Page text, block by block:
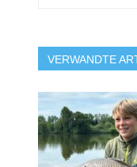
VERWANDTE